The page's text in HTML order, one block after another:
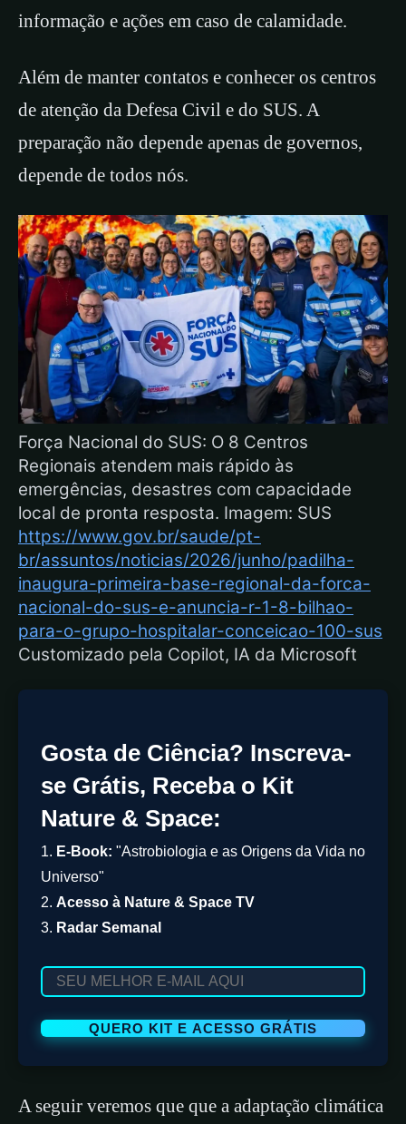
informação e ações em caso de calamidade.
Além de manter contatos e conhecer os centros
de atenção da Defesa Civil e do SUS. A
preparação não depende apenas de governos,
depende de todos nós.
Força Nacional do SUS: O 8 Centros
Regionais atendem mais rápido às
emergências, desastres com capacidade
local de pronta resposta. Imagem: SUS
https://www.gov.br/saude/pt-
br/assuntos/noticias/2026/junho/padilha-
inaugura-primeira-base-regional-da-forca-
nacional-do-sus-e-anuncia-r-1-8-bilhao-
para-o-grupo-hospitalar-conceicao-100-sus
Customizado pela Copilot, IA da Microsoft
Gosta de Ciência? Inscreva-
se Grátis, Receba o Kit
Nature & Space:
1. E-Book: "Astrobiologia e as Origens da Vida no
Universo"
2. Acesso à Nature & Space TV
3. Radar Semanal
A seguir veremos que que a adaptação climática